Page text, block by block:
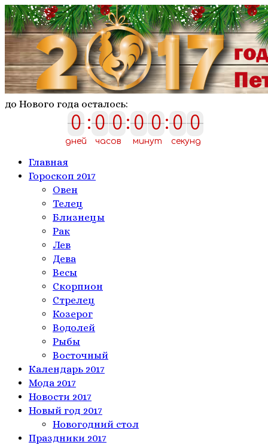
до Нового года осталось:
0
0
дней
:0
0 0
0
часов
:0
0 0
0
минут
:0
0 0
0
секунд
Главная
Гороскоп 2017
Овен
Телeц
Близнецы
Рак
Лев
Дева
Весы
Скорпион
Стрелец
Козерог
Водолей
Рыбы
Восточный
Календарь 2017
Мода 2017
Новости 2017
Новый год 2017
Новогодний стол
Праздники 2017